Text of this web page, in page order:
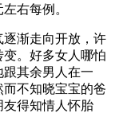
右每例。
渐走向开放，许
。好多女人哪怕
其余男人在一
不知晓宝宝的爸
得知情人怀胎